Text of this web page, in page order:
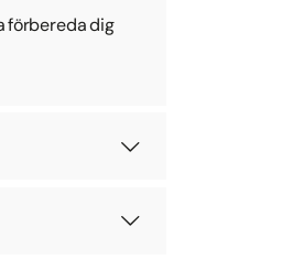
förbereda dig